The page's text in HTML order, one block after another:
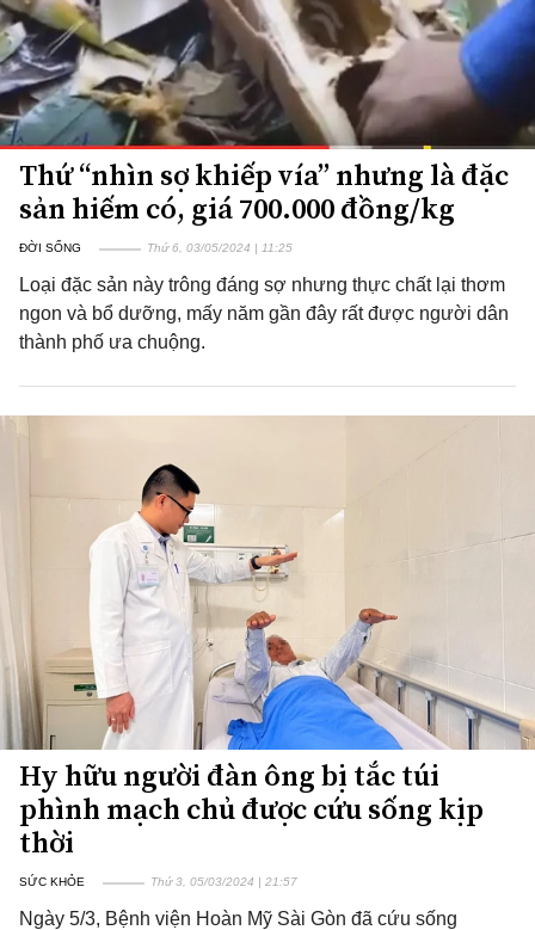
Thứ “nhìn sợ khiếp vía” nhưng là đặc
sản hiếm có, giá 700.000 đồng/kg
ĐỜI SỐNG Thứ 6, 03/05/2024 | 11:25
Loại đặc sản này trông đáng sợ nhưng thực chất lại thơm
ngon và bổ dưỡng, mấy năm gần đây rất được người dân
thành phố ưa chuộng.
Hy hữu người đàn ông bị tắc túi
phình mạch chủ được cứu sống kịp
thời
SỨC KHỎE Thứ 3, 05/03/2024 | 21:57
Ngày 5/3, Bệnh viện Hoàn Mỹ Sài Gòn đã cứu sống